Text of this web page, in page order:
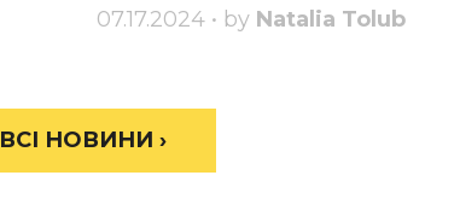
07.17.2024 • by Natalia Tolub
ВСІ НОВИНИ ›